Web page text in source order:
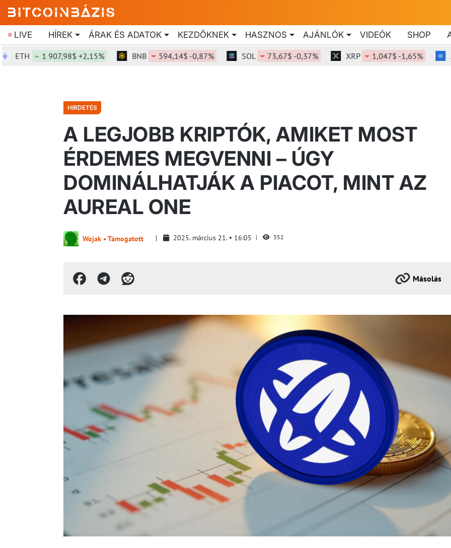
LIVE HÍREK ÁRAK ÉS ADATOK KEZDŐKNEK HASZNOS AJÁNLÓK VIDEÓK SHOP
1 907,98$ +2,15% BNB 594,14$ -0,87% SOL 73,67$ -0,37% XRP 1,047$ -1,65% ADA
HIRDETÉS
A LEGJOBB KRIPTÓK, AMIKET MOST
ÉRDEMES MEGVENNI – ÚGY
DOMINÁLHATJÁK A PIACOT, MINT AZ
AUREAL ONE
Wojak • Támogatott 2025. március 21. 16:05 352
Másolás